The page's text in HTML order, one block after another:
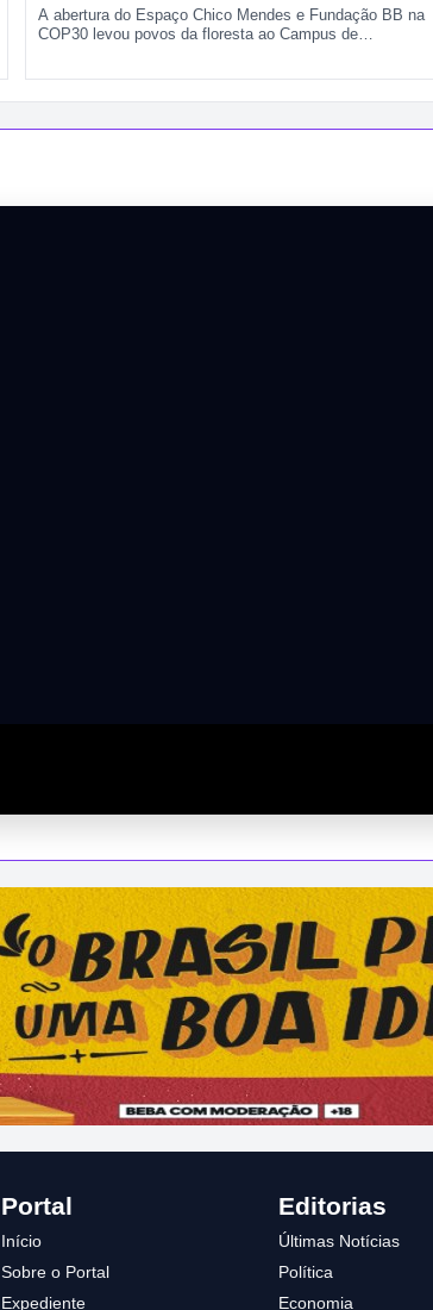
A abertura do Espaço Chico Mendes e Fundação BB na
COP30 levou povos da floresta ao Campus de…
Portal
Início
Sobre o Portal
Expediente
Editorias
Últimas Notícias
Política
Economia